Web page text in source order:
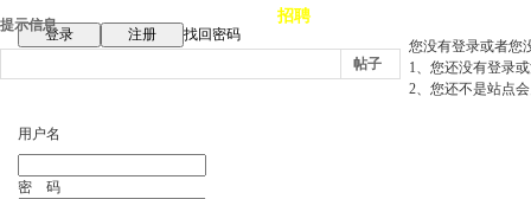
论坛首页 招聘
登录 注册
找回密码
帖子
提示信息
您没有登录或者您
1、您还没有登录
2、您还不是站点
用户名
密 码